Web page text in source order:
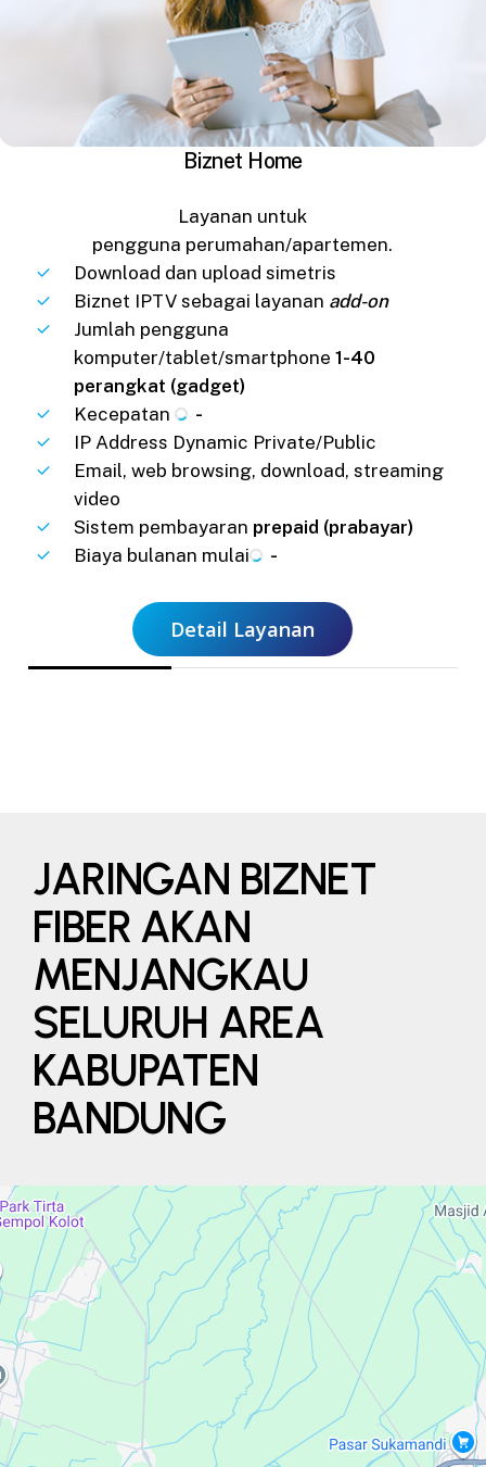
Biznet Home
Layanan untuk
pengguna perumahan/apartemen.
Download dan upload simetris
Biznet IPTV sebagai layanan add-on
Jumlah pengguna
komputer/tablet/smartphone1-40
perangkat (gadget)
Kecepatan
-
IP Address Dynamic Private/Public
Email, web browsing, download, streaming
video
Sistem pembayaran prepaid (prabayar)
Biaya bulanan mulai
-
Detail Layanan
JARINGAN BIZNET
FIBER AKAN
MENJANGKAU
SELURUH AREA
KABUPATEN
BANDUNG